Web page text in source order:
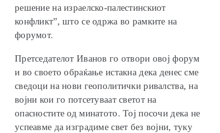
ПРМ 2009-2019
решение на израелско-палестинскиот
конфликт”, што се одржа во рамките на
форумот.
Претседателот Иванов го отвори овој форум
и во своето обраќање истакна дека денес сме
сведоци на нови геополитички ривалства, на
војни кои го потсетуваат светот на
опасностите од минатото. Тој посочи дека не
успеавме да изградиме свет без војни, туку